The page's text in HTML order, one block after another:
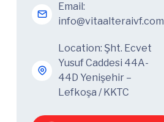
Email:
info@vitaalteraivf.com
Location: Şht. Ecvet
Yusuf Caddesi 44A-
44D Yenişehir –
Lefkoşa / KKTC